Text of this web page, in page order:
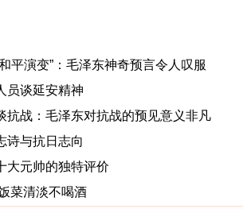
平演变”：毛泽东神奇预言令人叹服
员谈延安精神
抗战：毛泽东对抗战的预见意义非凡
诗与抗日志向
大元帅的独特评价
菜清淡不喝酒